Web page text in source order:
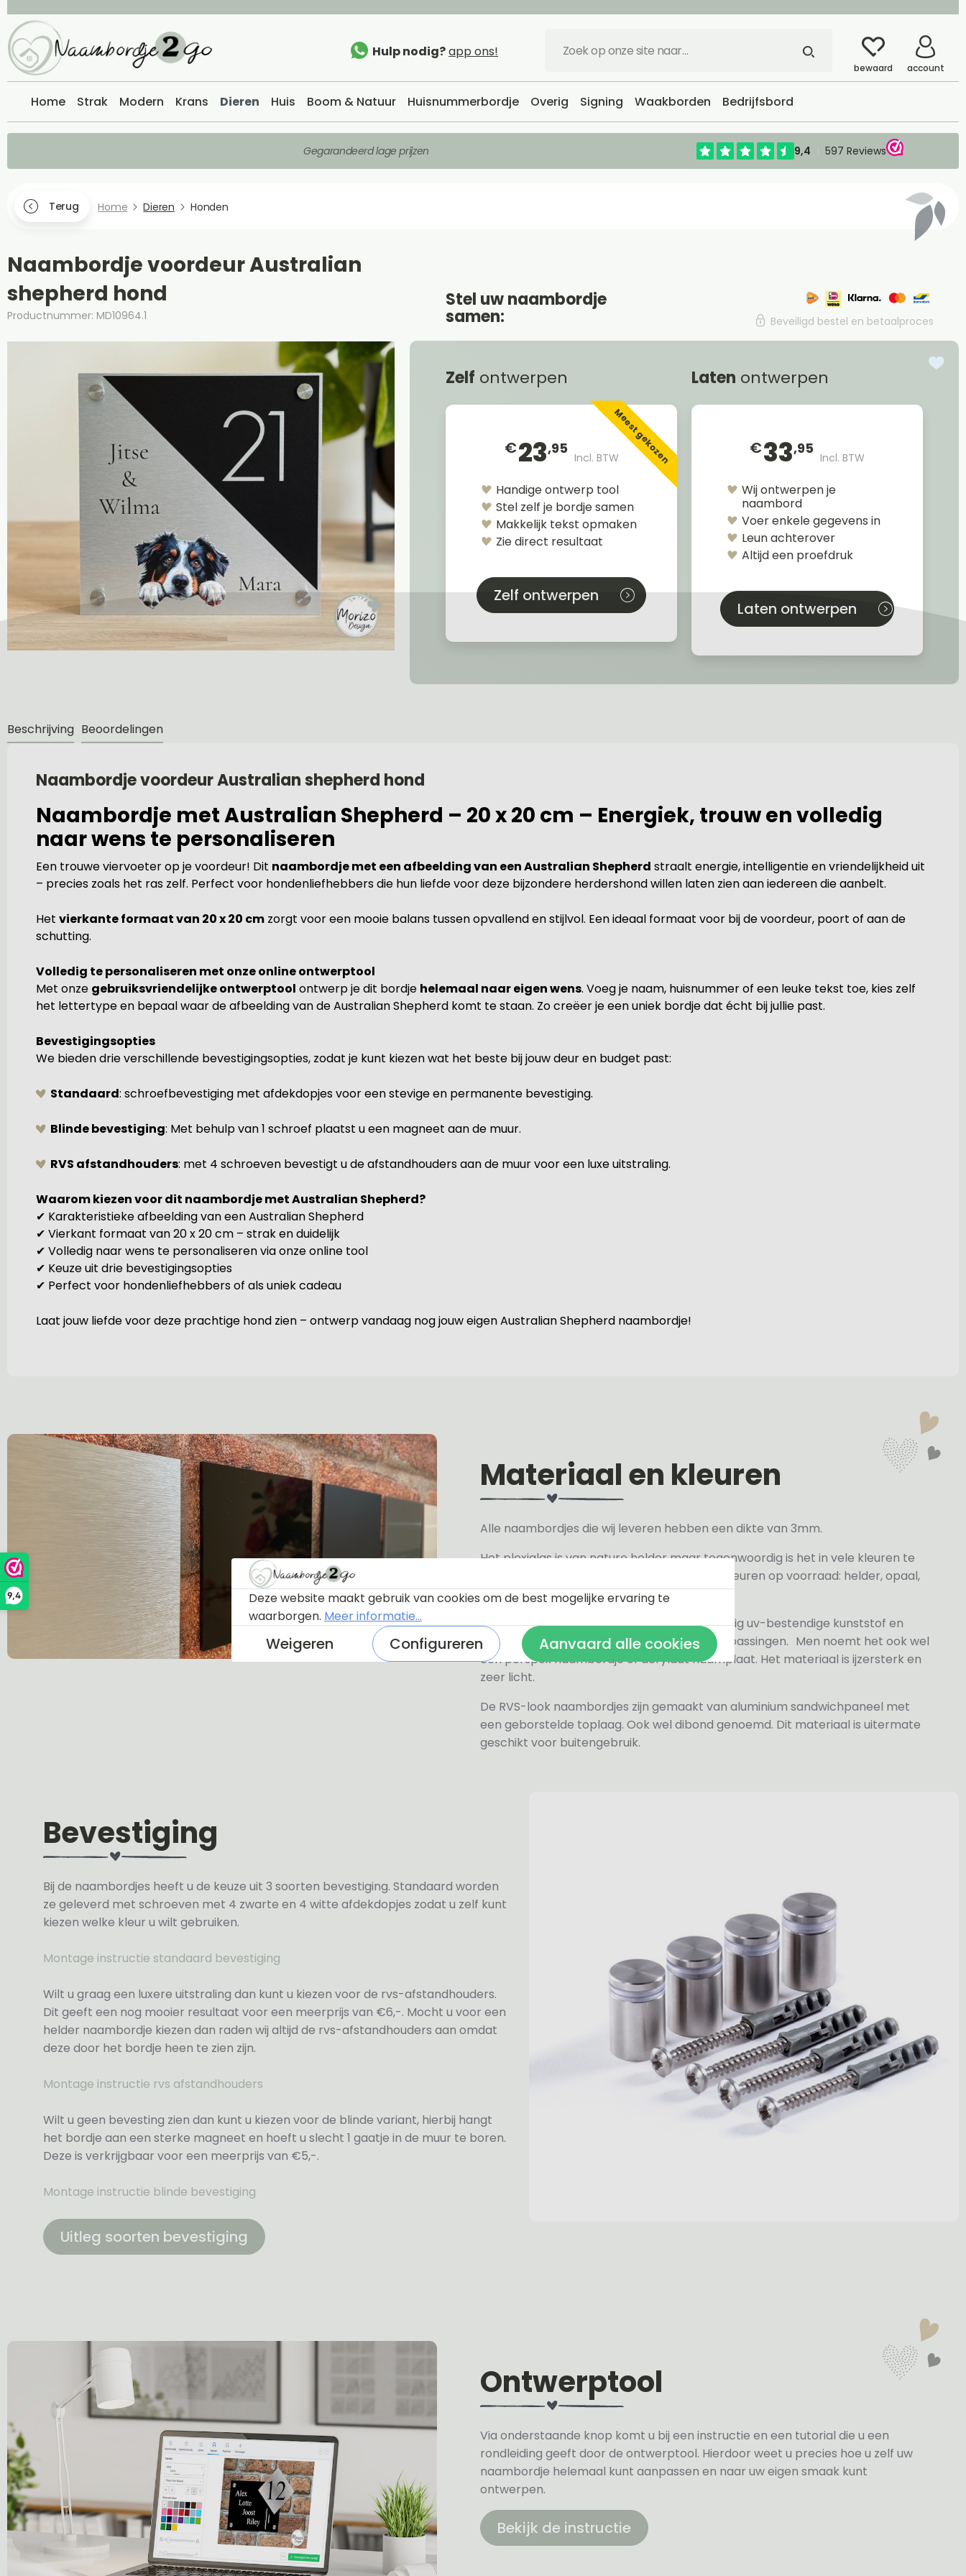
9,4
Hulp nodig?app ons!
bewaard account
Home Strak Modern Krans Dieren Huis Boom & Natuur Huisnummerbordje Overig Signing Waakborden Bedrijfsbord
Gegarandeerd lage prijzen
Terug Home Dieren Honden
Naambordje voordeur Australian
shepherd hond
Productnummer: MD10964.1
Stel uw naambordje
samen: Beveiligd bestel en betaalproces
Zelf ontwerpen
€23,95
Incl. BTWMeest gekozen
Handige ontwerp tool
Stel zelf je bordje samen
Makkelijk tekst opmaken
Zie direct resultaat
Zelf ontwerpen
Laten ontwerpen
€33,95
Incl. BTW
Wij ontwerpen je
naambord
Voer enkele gegevens in
Leun achterover
Altijd een proefdruk
Laten ontwerpen
Beschrijving Beoordelingen
Naambordje voordeur Australian shepherd hond
Naambordje met Australian Shepherd – 20 x 20 cm – Energiek, trouw en volledig
naar wens te personaliseren
Een trouwe viervoeter op je voordeur! Dit naambordje met een afbeelding van een Australian Shepherd straalt energie, intelligentie en vriendelijkheid uit
– precies zoals het ras zelf. Perfect voor hondenliefhebbers die hun liefde voor deze bijzondere herdershond willen laten zien aan iedereen die aanbelt.
Het vierkante formaat van 20 x 20 cm zorgt voor een mooie balans tussen opvallend en stijlvol. Een ideaal formaat voor bij de voordeur, poort of aan de
schutting.
Volledig te personaliseren met onze online ontwerptool
Met onze gebruiksvriendelijke ontwerptool ontwerp je dit bordje helemaal naar eigen wens. Voeg je naam, huisnummer of een leuke tekst toe, kies zelf
het lettertype en bepaal waar de afbeelding van de Australian Shepherd komt te staan. Zo creëer je een uniek bordje dat écht bij jullie past.
Bevestigingsopties
We bieden drie verschillende bevestigingsopties, zodat je kunt kiezen wat het beste bij jouw deur en budget past:
Standaard: schroefbevestiging met afdekdopjes voor een stevige en permanente bevestiging.
Blinde bevestiging: Met behulp van 1 schroef plaatst u een magneet aan de muur.
RVS afstandhouders: met 4 schroeven bevestigt u de afstandhouders aan de muur voor een luxe uitstraling.
Waarom kiezen voor dit naambordje met Australian Shepherd?
✔ Karakteristieke afbeelding van een Australian Shepherd
✔ Vierkant formaat van 20 x 20 cm – strak en duidelijk
✔ Volledig naar wens te personaliseren via onze online tool
✔ Keuze uit drie bevestigingsopties
✔ Perfect voor hondenliefhebbers of als uniek cadeau
Laat jouw liefde voor deze prachtige hond zien – ontwerp vandaag nog jouw eigen Australian Shepherd naambordje!
Materiaal en kleuren
Alle naambordjes die wij leveren hebben een dikte van 3mm.
Het plexiglas is van nature helder maar tegenwoordig is het in vele kleuren te
verkrijgen, hiervan hebben wij de volgende kleuren op voorraad: helder, opaal,
wit, grijs, zwart en mat zwart.
Het naambordje is een laser gesneden volledig uv-bestendige kunststof en
daarom geschikt voor binnen- en buitentoepassingen. Men noemt het ook wel
een perspex naambordje of acrylaat naamplaat. Het materiaal is ijzersterk en
zeer licht.
De RVS-look naambordjes zijn gemaakt van aluminium sandwichpaneel met
een geborstelde toplaag. Ook wel dibond genoemd. Dit materiaal is uitermate
geschikt voor buitengebruik.
Bevestiging
Bij de naambordjes heeft u de keuze uit 3 soorten bevestiging. Standaard worden
ze geleverd met schroeven met 4 zwarte en 4 witte afdekdopjes zodat u zelf kunt
kiezen welke kleur u wilt gebruiken.
Montage instructie standaard bevestiging
Wilt u graag een luxere uitstraling dan kunt u kiezen voor de rvs-afstandhouders.
Dit geeft een nog mooier resultaat voor een meerprijs van €6,-. Mocht u voor een
helder naambordje kiezen dan raden wij altijd de rvs-afstandhouders aan omdat
deze door het bordje heen te zien zijn.
Montage instructie rvs afstandhouders
Wilt u geen bevesting zien dan kunt u kiezen voor de blinde variant, hierbij hangt
het bordje aan een sterke magneet en hoeft u slecht 1 gaatje in de muur te boren.
Deze is verkrijgbaar voor een meerprijs van €5,-.
Montage instructie blinde bevestiging
Uitleg soorten bevestiging
Ontwerptool
Via onderstaande knop komt u bij een instructie en een tutorial die u een
rondleiding geeft door de ontwerptool. Hierdoor weet u precies hoe u zelf uw
naambordje helemaal kunt aanpassen en naar uw eigen smaak kunt
ontwerpen.
Bekijk de instructie
Deze website maakt gebruik van cookies om de best mogelijke ervaring te
waarborgen. Meer informatie...
Weigeren Configureren Aanvaard alle cookies